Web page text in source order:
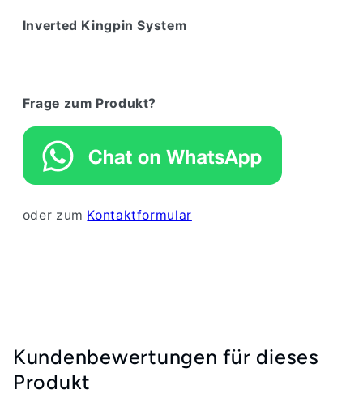
Inverted Kingpin System
Frage zum Produkt?
oder zum Kontaktformular
Kundenbewertungen für dieses
Produkt